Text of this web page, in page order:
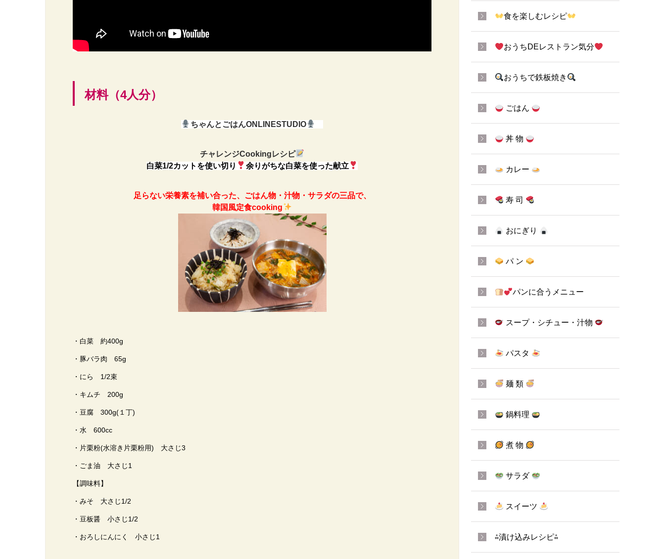
材料（4人分）
ちゃんとごはんONLINESTUDIO
チャレンジCookingレシピ
白菜1/2カットを使い切り
余りがちな白菜を使った献立
足らない栄養素を補い合った、ごはん物・汁物・サラダの三品で、
韓国風定食cooking
・白菜 約400g
・豚バラ肉 65g
・にら 1/2束
・キムチ 200g
・豆腐 300g(１丁)
・水 600cc
・片栗粉(水溶き片栗粉用) 大さじ3
・ごま油 大さじ1
【調味料】
・みそ 大さじ1/2
・豆板醤 小さじ1/2
・おろしにんにく 小さじ1
食を楽しむレシピ
おうちDEレストラン気分
おうちで鉄板焼き
ごはん
丼 物
カレー
寿 司
おにぎり
パ ン
パンに合うメニュー
スープ・シチュー・汁物
パスタ
麺 類
鍋料理
煮 物
サラダ
スイーツ
⁂漬け込みレシピ⁂